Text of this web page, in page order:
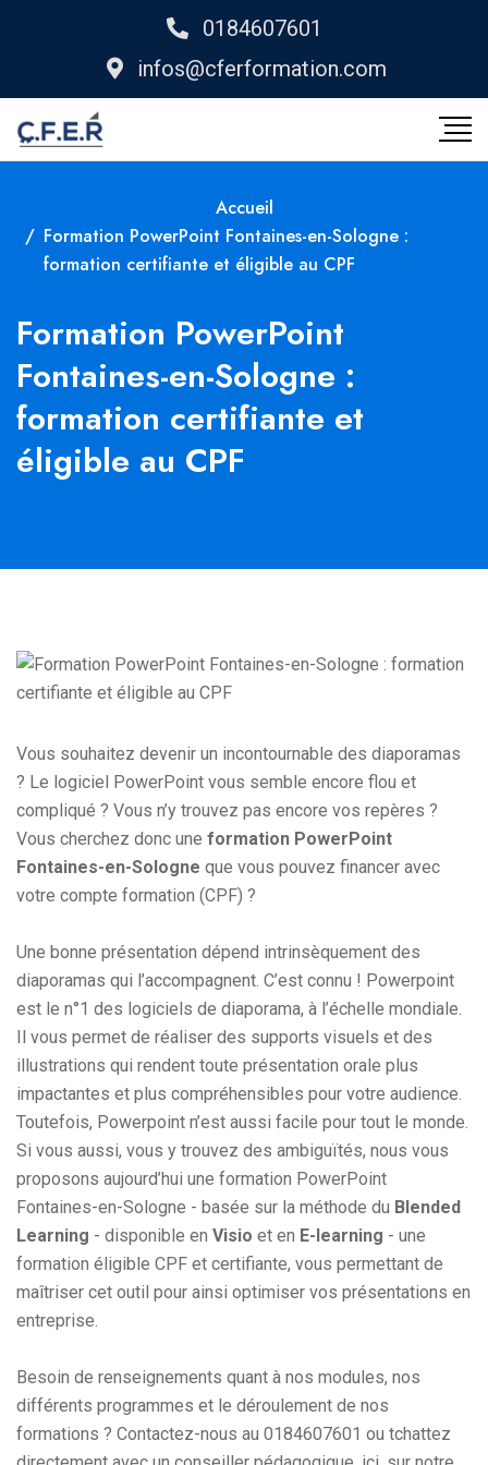
0184607601
infos@cferformation.com
Accueil
Formation PowerPoint Fontaines-en-Sologne :
formation certifiante et éligible au CPF
Formation PowerPoint
Fontaines-en-Sologne :
formation certifiante et
éligible au CPF
Vous souhaitez devenir un incontournable des diaporamas
? Le logiciel PowerPoint vous semble encore flou et
compliqué ? Vous n’y trouvez pas encore vos repères ?
Vous cherchez donc une formation PowerPoint
Fontaines-en-Sologne que vous pouvez financer avec
votre compte formation (CPF) ?
Une bonne présentation dépend intrinsèquement des
diaporamas qui l’accompagnent. C’est connu ! Powerpoint
est le n°1 des logiciels de diaporama, à l’échelle mondiale.
Il vous permet de réaliser des supports visuels et des
illustrations qui rendent toute présentation orale plus
impactantes et plus compréhensibles pour votre audience.
Toutefois, Powerpoint n’est aussi facile pour tout le monde.
Si vous aussi, vous y trouvez des ambiguïtés, nous vous
proposons aujourd’hui une formation PowerPoint
Fontaines-en-Sologne - basée sur la méthode du Blended
Learning - disponible en Visio et en E-learning - une
formation éligible CPF et certifiante, vous permettant de
maîtriser cet outil pour ainsi optimiser vos présentations en
entreprise.
Besoin de renseignements quant à nos modules, nos
différents programmes et le déroulement de nos
formations ? Contactez-nous au 0184607601 ou tchattez